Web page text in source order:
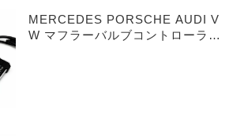
MERCEDES PORSCHE AUDI V
W マフラーバルブコントローラー